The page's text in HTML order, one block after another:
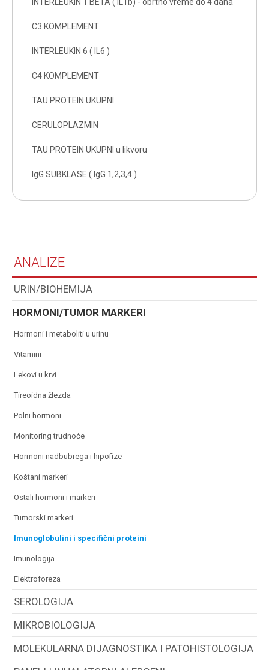
C3 KOMPLEMENT
INTERLEUKIN 6 ( IL6 )
C4 KOMPLEMENT
TAU PROTEIN UKUPNI
CERULOPLAZMIN
TAU PROTEIN UKUPNI u likvoru
IgG SUBKLASE ( IgG 1,2,3,4 )
ANALIZE
URIN/BIOHEMIJA
HORMONI/TUMOR MARKERI
hormoni i metaboliti u urinu
vitamini
lekovi u krvi
tireoidna žlezda
polni hormoni
monitoring trudnoće
hormoni nadbubrega i hipofize
koštani markeri
ostali hormoni i markeri
tumorski markeri
imunoglobulini i specifični proteini
imunologija
elektroforeza
SEROLOGIJA
MIKROBIOLOGIJA
MOLEKULARNA DIJAGNOSTIKA I PATOHISTOLOGIJA